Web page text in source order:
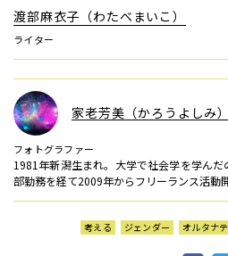
渡部麻衣子（わたべまいこ）
ライター
家老芳美（かろうよしみ）
フォトグラファー
1981年新潟生まれ。大学で社会学を学ん
部勤務を経て2009年からフリーランス活動開
考える ジェンダー オルタナ